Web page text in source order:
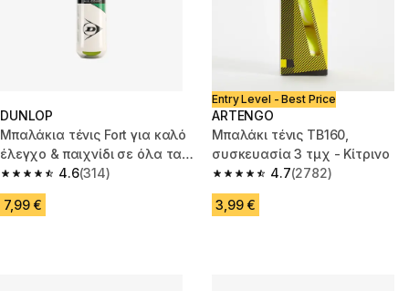
DUNLOP
Μπαλάκια τένις Fort για καλό
έλεγχο & παιχνίδι σε όλα τα
γήπεδα, 4 τμχ - Κίτρινο
4.6
4.6 out of 5 stars from 314 reviews
(314)
7,99 €
Entry Level - Best Price
ARTENGO
Μπαλάκι τένις TB160,
συσκευασία 3 τμχ - Κίτρινο
4.7
4.7 out of 5 stars from 2782
(2782)
3,99 €